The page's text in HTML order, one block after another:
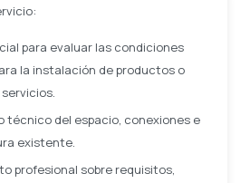
para evaluar las condiciones
la instalación de productos o
técnico del espacio, conexiones e
existente.
profesional sobre requisitos,